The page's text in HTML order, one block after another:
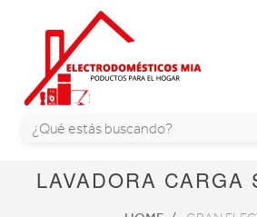
LAVADORA CARGA